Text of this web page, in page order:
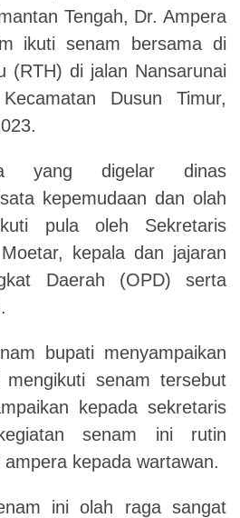
Tengah, Dr. Ampera
ikuti senam bersama di
(RTH) di jalan Nansarunai
Dusun Timur,
yang digelar dinas
kepemudaan dan olah
pula oleh Sekretaris
kepala dan jajaran
Daerah (OPD) serta
bupati menyampaikan
mengikuti senam tersebut
kepada sekretaris
senam ini rutin
kepada wartawan.
ini olah raga sangat